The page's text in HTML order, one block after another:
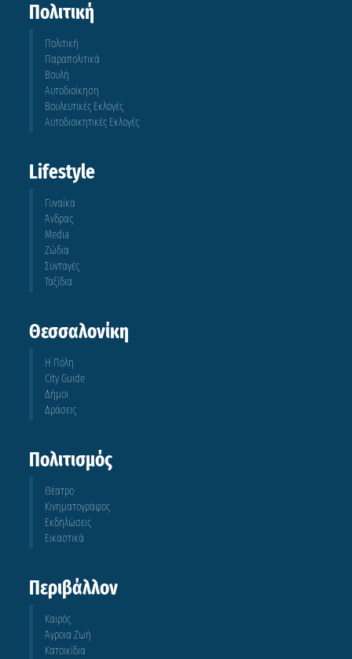
Πολιτική
Πολιτική
Παραπολιτικά
Βουλή
Αυτοδιοίκηση
Βουλευτικές Εκλογές
Αυτοδιοικητικές Εκλογές
Lifestyle
Γυναίκα
Άνδρας
Media
Ζώδια
Συνταγές
Ταξίδια
Θεσσαλονίκη
Η Πόλη
City Guide
Δήμοι
Δράσεις
Πολιτισμός
Θέατρο
Κινηματογράφος
Εκδηλώσεις
Εικαστικά
Περιβάλλον
Καιρός
Άγροια Ζωή
Κατοικίδια